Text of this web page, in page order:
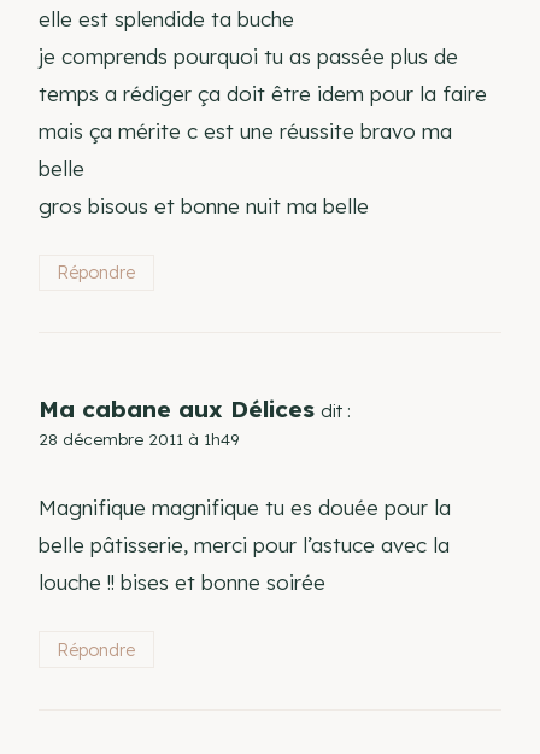
elle est splendide ta buche
je comprends pourquoi tu as passée plus de
temps a rédiger ça doit être idem pour la faire
mais ça mérite c est une réussite bravo ma
belle
gros bisous et bonne nuit ma belle
Répondre
Ma cabane aux Délices dit :
28 décembre 2011 à 1h49
Magnifique magnifique tu es douée pour la
belle pâtisserie, merci pour l’astuce avec la
louche !! bises et bonne soirée
Répondre